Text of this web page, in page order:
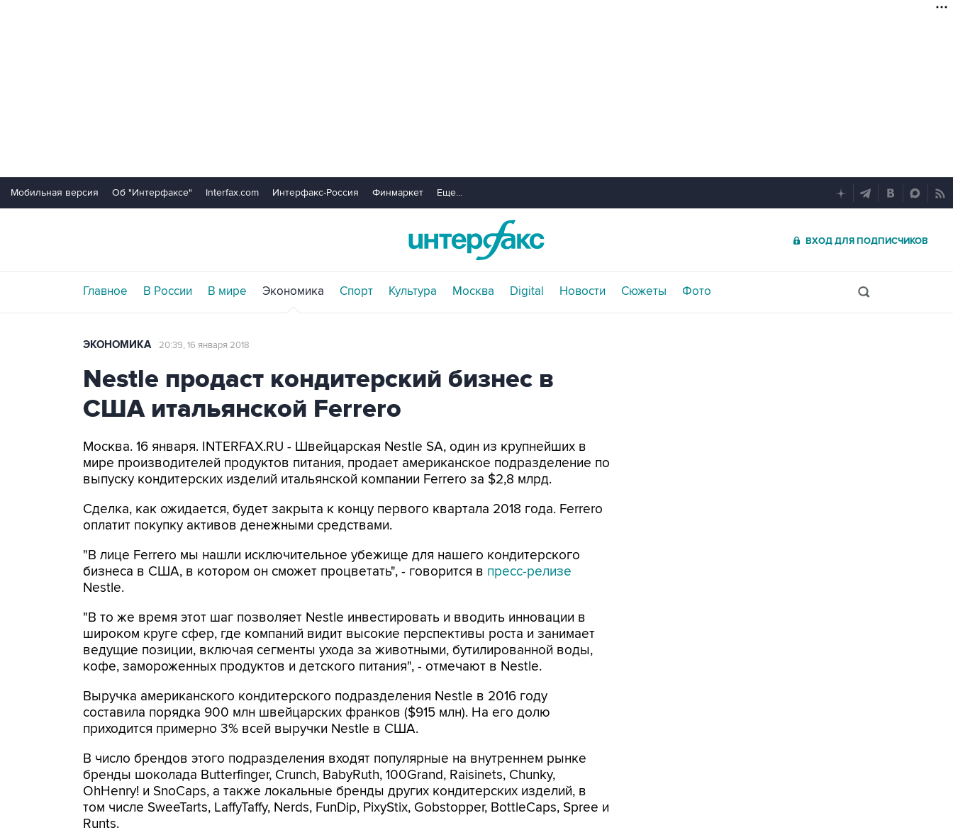
Мобильная версия Об "Интерфаксе" Interfax.com Интерфакс-Россия Финмаркет Еще...
ВХОД ДЛЯ ПОДПИСЧИКОВ
Главное В России В мире Экономика Спорт Культура Москва Digital Новости Сюжеты Фото
ЭКОНОМИКА 20:39, 16 января 2018
Nestle продаст кондитерский бизнес в
США итальянской Ferrero
Москва. 16 января. INTERFAX.RU - Швейцарская Nestle SA, один из крупнейших в
мире производителей продуктов питания, продает американское подразделение по
выпуску кондитерских изделий итальянской компании Ferrero за $2,8 млрд.
Сделка, как ожидается, будет закрыта к концу первого квартала 2018 года. Ferrero
оплатит покупку активов денежными средствами.
"В лице Ferrero мы нашли исключительное убежище для нашего кондитерского
бизнеса в США, в котором он сможет процветать", - говорится в пресс-релизе
Nestle.
"В то же время этот шаг позволяет Nestle инвестировать и вводить инновации в
широком круге сфер, где компаний видит высокие перспективы роста и занимает
ведущие позиции, включая сегменты ухода за животными, бутилированной воды,
кофе, замороженных продуктов и детского питания", - отмечают в Nestle.
Выручка американского кондитерского подразделения Nestle в 2016 году
составила порядка 900 млн швейцарских франков ($915 млн). На его долю
приходится примерно 3% всей выручки Nestle в США.
В число брендов этого подразделения входят популярные на внутреннем рынке
бренды шоколада Butterfinger, Crunch, BabyRuth, 100Grand, Raisinets, Chunky,
OhHenry! и SnoCaps, а также локальные бренды других кондитерских изделий, в
том числе SweeTarts, LaffyTaffy, Nerds, FunDip, PixyStix, Gobstopper, BottleCaps, Spree и
Runts.